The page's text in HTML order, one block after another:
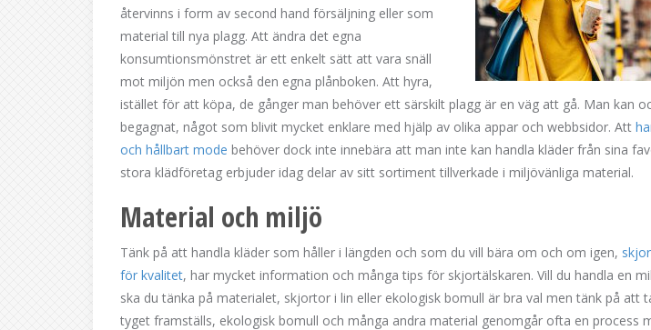
återvinns i form av second hand försäljning eller som
material till nya plagg. Att ändra det egna
konsumtionsmönstret är ett enkelt sätt att vara snäll
mot miljön men också den egna plånboken. Att hyra,
istället för att köpa, de gånger man behöver ett särskilt plagg är en väg att gå. Man kan
begagnat, något som blivit mycket enklare med hjälp av olika appar och webbsidor. Att
och hållbart mode behöver dock inte innebära att man inte kan handla kläder från sina
stora klädföretag erbjuder idag delar av sitt sortiment tillverkade i miljövänliga material.
Material och miljö
Tänk på att handla kläder som håller i längden och som du vill bära om och om igen,
för kvalitet, har mycket information och många tips för skjortälskaren. Vill du handla en
ska du tänka på materialet, skjortor i lin eller ekologisk bomull är bra val men tänk på att
tyget framställs, ekologisk bomull och många andra material genomgår ofta en process